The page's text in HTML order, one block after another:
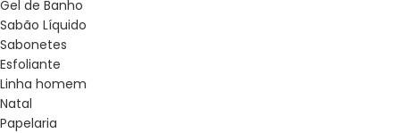
Gel de Banho
Sabão Líquido
Sabonetes
Esfoliante
Linha homem
Natal
Papelaria